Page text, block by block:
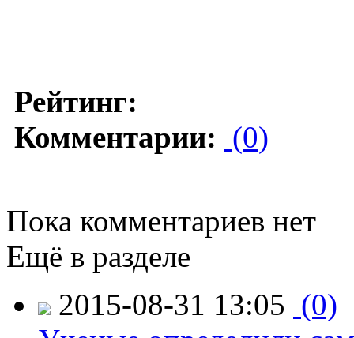
Рейтинг:
Комментарии: (0)
Пока комментариев нет
Ещё в разделе
2015-08-31 13:05 (0)